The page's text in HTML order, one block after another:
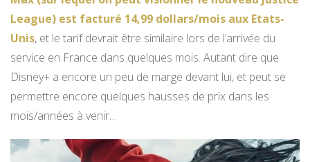
League) est facturé 14,99 dollars/mois aux Etats-
Unis, et le tarif devrait être similaire lors de l’arrivée du
service en France dans quelques mois. Autant dire que
Disney+ a encore un peu de marge devant lui, et peut se
permettre encore quelques hausses de prix dans les
mois/années à venir…